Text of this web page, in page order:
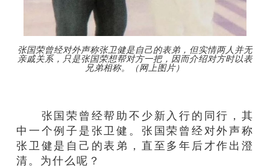
张国荣曾经对外声称张卫健是自己的表弟，但实情两人并无
亲戚关系，只是张国荣想帮对方一把，因而介绍对方时以表
兄弟相称。（网上图片）
张国荣曾经帮助不少新入行的同行，其
中一个例子是张卫健。张国荣曾经对外声称
张卫健是自己的表弟，直至多年后才作出澄
清。为什么呢？